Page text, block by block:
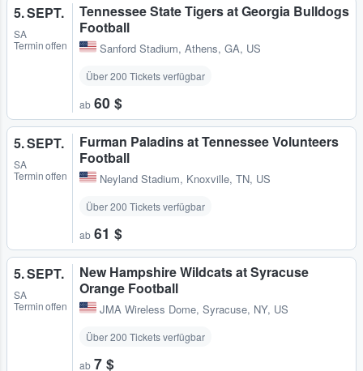
5. SEPT.
SA
Termin offen
Tennessee State Tigers at Georgia Bulldogs
Football
Sanford Stadium, Athens, GA, US
Über 200 Tickets verfügbar
ab 60 $
5. SEPT.
SA
Termin offen
Furman Paladins at Tennessee Volunteers
Football
Neyland Stadium, Knoxville, TN, US
Über 200 Tickets verfügbar
ab 61 $
5. SEPT.
SA
Termin offen
New Hampshire Wildcats at Syracuse
Orange Football
JMA Wireless Dome, Syracuse, NY, US
Über 200 Tickets verfügbar
ab 7 $